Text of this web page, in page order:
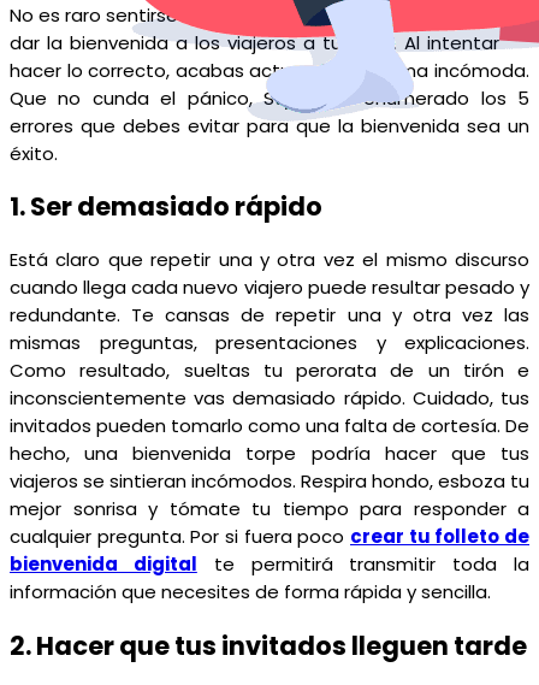
No es raro sentirse inseguro sobre la mejor manera de
dar la bienvenida a los viajeros a tu casa. Al intentar
hacer lo correcto, acabas actuando de forma incómoda.
Que no cunda el pánico, StyQR ha enumerado los 5
errores que debes evitar para que la bienvenida sea un
éxito.
1. Ser demasiado rápido
Está claro que repetir una y otra vez el mismo discurso
cuando llega cada nuevo viajero puede resultar pesado y
redundante. Te cansas de repetir una y otra vez las
mismas preguntas, presentaciones y explicaciones.
Como resultado, sueltas tu perorata de un tirón e
inconscientemente vas demasiado rápido. Cuidado, tus
invitados pueden tomarlo como una falta de cortesía. De
hecho, una bienvenida torpe podría hacer que tus
viajeros se sintieran incómodos. Respira hondo, esboza tu
mejor sonrisa y tómate tu tiempo para responder a
cualquier pregunta. Por si fuera poco crear tu folleto de
bienvenida digital te permitirá transmitir toda la
información que necesites de forma rápida y sencilla.
2. Hacer que tus invitados lleguen tarde